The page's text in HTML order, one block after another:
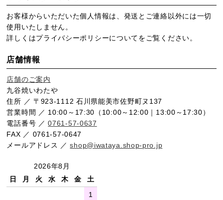
お客様からいただいた個人情報は、発送とご連絡以外には一切
使用いたしません。
詳しくはプライバシーポリシーについてをご覧ください。
店舗情報
店舗のご案内
九谷焼いわたや
住所 ／ 〒923-1112 石川県能美市佐野町ヌ137
営業時間 ／ 10:00～17:30（10:00～12:00｜13:00～17:30）
電話番号 ／0761-57-0637
FAX ／ 0761-57-0647
メールアドレス ／shop@iwataya.shop-pro.jp
2026年8月
日
月 火 水 木 金
土
1